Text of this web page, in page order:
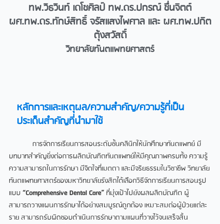
ทพ.วิธวินท์ เดโชศิลป์ ทพ.ดร.ปกรณ์ ชื่นจิตต์
ผศ.ทพ.ดร.ทักษ์สิทธิ์ จรัสแสงไพศาล และ ผศ.ทพ.ปกิต
ตุ้งสวัสดิ์
วิทยาลัยทันตแพทยศาสตร์
หลักการและเหตุผล/ความสำคัญ/ความรู้ที่เป็น
ประเด็นสำคัญที่นำมาใช้​
การจัดการเรียนการสอนระดับชั้นคลินิกให้นักศึกษาทันตแพทย์ มี
บทบาทสำคัญยิ่งต่อการผลิตบัณฑิตทันตแพทย์ให้มีคุณภาพครบทั้ง ความรู้
ความสามารถในการรักษา มีจิตใจที่เมตตา และมีจริยธรรมในวิชาชีพ วิทยาลัย
ทันตแพทยศาสตร์ของมหาวิทยาลัยรังสิตได้เลือกวิธีจัดการเรียนการสอนรูป
แบบ“Comprehensive Dental Care”ที่มุ่งเป้าไปยังผลผลิตบัณฑิต ผู้
สามารถวางแผนการรักษาได้อย่างสมบูรณ์ถูกต้อง เหมาะสมต่อผู้ป่วยแต่ละ
ราย สามารถรับผิดชอบดำเนินการรักษาตามแผนที่วางไว้จนเสร็จสิ้น